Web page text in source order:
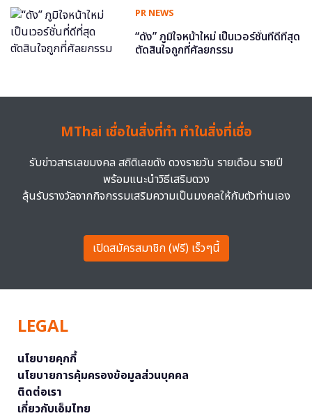
PR NEWS
“ดัง” ภูมิใจหน้าใหม่ เป็นเวอร์ชั่นที่ดีที่สุด
ตัดสินใจถูกที่ศัลยกรรม
MThai เชื่อในสิ่งที่ทำ ทำในสิ่งที่เชื่อ
รับข่าวสารเลขมงคล สถิติเลขดัง ดวงรายวัน รายเดือน รายปี
พร้อมแนะนำวิธีเสริมดวง
ลุ้นรับรางวัลจากกิจกรรมเสริมความเป็นมงคลให้กับตัวท่านเอง
เปิดสมัครสมาชิก (ฟรี) เร็วๆนี้
LEGAL
นโยบายคุกกี้
นโยบายการคุ้มครองข้อมูลส่วนบุคคล
ติดต่อเรา
เกี่ยวกับเอ็มไทย